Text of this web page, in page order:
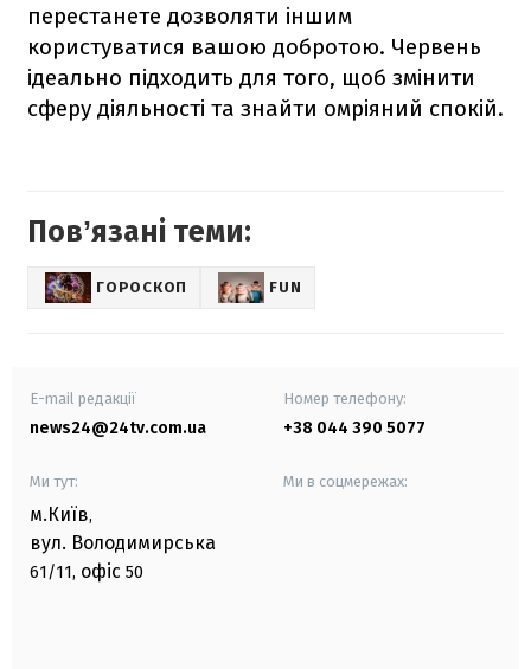
перестанете дозволяти іншим
користуватися вашою добротою. Червень
ідеально підходить для того, щоб змінити
сферу діяльності та знайти омріяний спокій.
Повʼязані теми:
ГОРОСКОП FUN
E-mail редакції
news24@24tv.com.ua
Номер телефону:
+38 044 390 5077
Ми тут:
м.Київ,
вул. Володимирська
61/11, офіс 50
Ми в соцмережах: